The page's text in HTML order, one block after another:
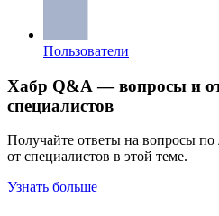
Пользователи
Хабр Q&A — вопросы и
специалистов
Получайте ответы на вопросы
от специалистов в этой теме.
Узнать больше